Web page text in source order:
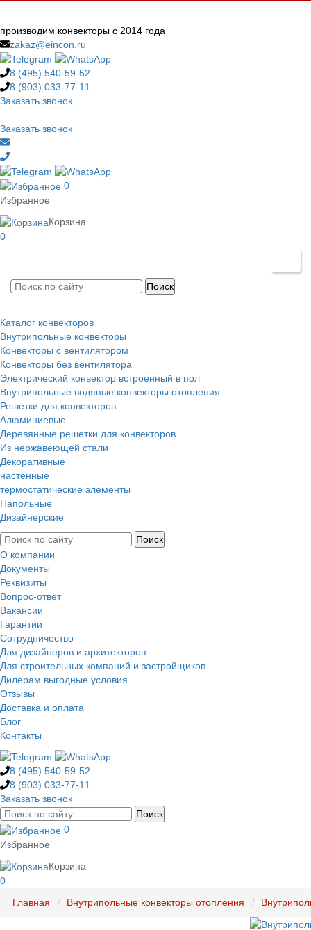
производим конвекторы с 2014 года
zakaz@eincon.ru
8 (495) 540-59-52
8 (903) 033-77-11
Заказать звонок
Заказать звонок
0
Избранное
0
Корзина
Каталог конвекторов
Внутрипольные конвекторы
Конвекторы с вентилятором
Конвекторы без вентилятора
Электрический конвектор вcтроенный в пол
Внутрипольные водяные конвекторы отопления
Решетки для конвекторов
Алюминиевые
Деревянные решетки для конвекторов
Из нержавеющей стали
Декоративные
настенные
термостатические элементы
Напольные
Дизайнерские
О компании
Документы
Реквизиты
Вопрос-ответ
Вакансии
Гарантии
Сотрудничество
Для дизайнеров и архитекторов
Для строительных компаний и застройщиков
Дилерам выгодные условия
Отзывы
Доставка и оплата
Блог
Контакты
8 (495) 540-59-52
8 (903) 033-77-11
Заказать звонок
0
Избранное
0
Корзина
Главная Внутрипольные конвекторы отопления